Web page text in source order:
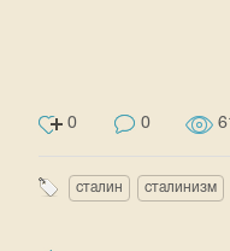
0 0
сталин сталинизм